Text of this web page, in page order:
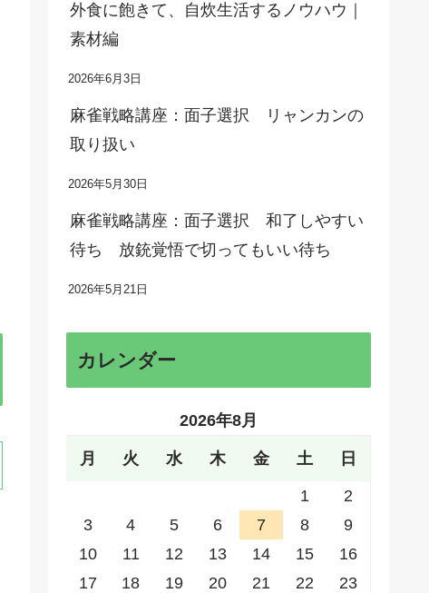
外食に飽きて、自炊生活するノウハウ｜
素材編
2026年6月3日
麻雀戦略講座：面子選択 リャンカンの
取り扱い
2026年5月30日
麻雀戦略講座：面子選択 和了しやすい
待ち 放銃覚悟で切ってもいい待ち
2026年5月21日
カレンダー
2026年8月
月 火 水 木 金 土 日
1
2
3
4 5 6 7 8
9
10
11 12 13 14 15
16
17
18 19 20 21 22
23